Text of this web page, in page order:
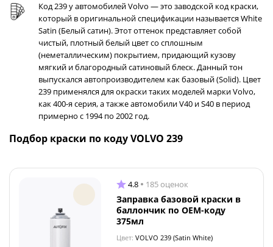
Код 239 у автомобилей Volvo — это заводской код краски,
который в оригинальной спецификации называется White
Satin (Белый сатин). Этот оттенок представляет собой
чистый, плотный белый цвет со сплошным
(неметаллическим) покрытием, придающий кузову
мягкий и благородный сатиновый блеск. Данный тон
выпускался автопроизводителем как базовый (Solid). Цвет
239 применялся для окраски таких моделей марки Volvo,
как 400-я серия, а также автомобили V40 и S40 в период
примерно с 1994 по 2002 год.
Подбор краски по коду VOLVO 239
4.8 185 оценок
Заправка базовой краски в
баллончик по OEM-коду
375мл
Цвет: VOLVO 239 (Satin White)